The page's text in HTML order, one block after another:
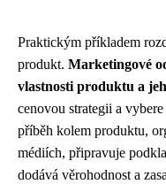
Praktickým příkladem
produkt. Marketingové
vlastnosti produktu a
cenovou strategii a
příběh kolem produktu,
médiích, připravuje
dodává věrohodnost a